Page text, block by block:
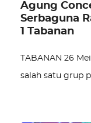
Agung
Serbaguna
1 Tabanan
TABANAN 26
salah satu grup